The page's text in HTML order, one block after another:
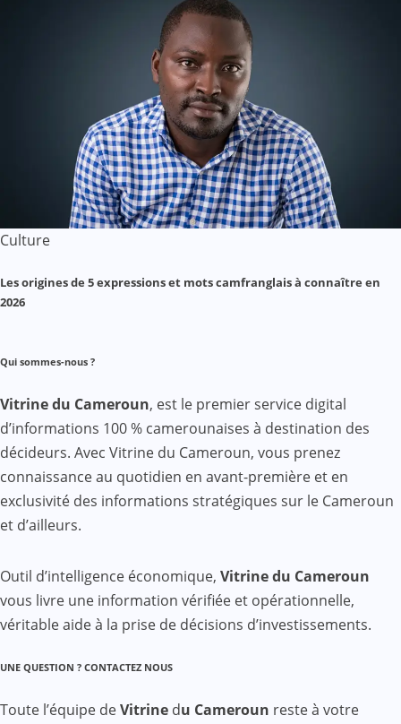
Culture
Les origines de 5 expressions et mots camfranglais à connaître en
2026
Qui sommes-nous ?
Vitrine du Cameroun, est le premier service digital
d’informations 100 % camerounaises à destination des
décideurs. Avec Vitrine du Cameroun, vous prenez
connaissance au quotidien en avant-première et en
exclusivité des informations stratégiques sur le Cameroun
et d’ailleurs.
Outil d’intelligence économique, Vitrine du Cameroun
vous livre une information vérifiée et opérationnelle,
véritable aide à la prise de décisions d’investissements.
UNE QUESTION ? CONTACTEZ NOUS
Toute l’équipe deVitrine du Cameroun reste à votre